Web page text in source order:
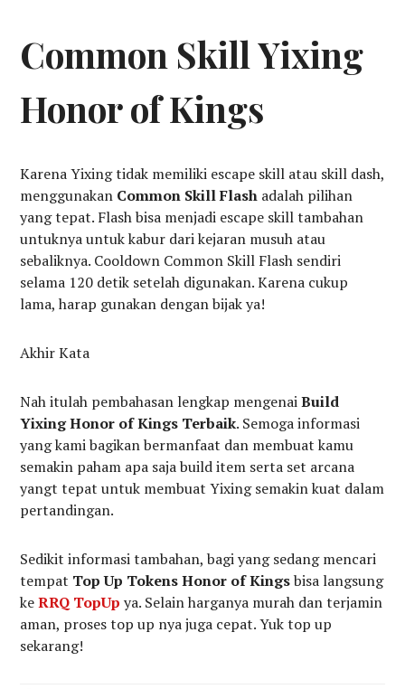
Common Skill Yixing
Honor of Kings
Karena Yixing tidak memiliki escape skill atau skill dash,
menggunakan Common Skill Flash adalah pilihan
yang tepat. Flash bisa menjadi escape skill tambahan
untuknya untuk kabur dari kejaran musuh atau
sebaliknya. Cooldown Common Skill Flash sendiri
selama 120 detik setelah digunakan. Karena cukup
lama, harap gunakan dengan bijak ya!
Akhir Kata
Nah itulah pembahasan lengkap mengenaiBuild
Yixing Honor of Kings Terbaik. Semoga informasi
yang kami bagikan bermanfaat dan membuat kamu
semakin paham apa saja build item serta set arcana
yangt tepat untuk membuat Yixing semakin kuat dalam
pertandingan.
Sedikit informasi tambahan, bagi yang sedang mencari
tempat Top Up Tokens Honor of Kingsbisa langsung
keRRQ TopUpya. Selain harganya murah dan terjamin
aman, proses top up nya juga cepat. Yuk top up
sekarang!